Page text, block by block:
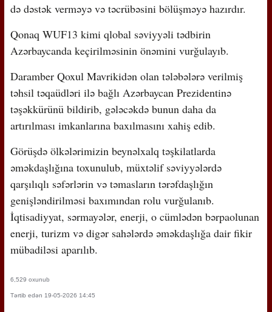
də dəstək verməyə və təcrübəsini bölüşməyə hazırdır.
Qonaq WUF13 kimi qlobal səviyyəli tədbirin
Azərbaycanda keçirilməsinin önəmini vurğulayıb.
Daramber Qoxul Mavrikidən olan tələbələrə verilmiş
təhsil təqaüdləri ilə bağlı Azərbaycan Prezidentinə
təşəkkürünü bildirib, gələcəkdə bunun daha da
artırılması imkanlarına baxılmasını xahiş edib.
Görüşdə ölkələrimizin beynəlxalq təşkilatlarda
əməkdaşlığına toxunulub, müxtəlif səviyyələrdə
qarşılıqlı səfərlərin və təmasların tərəfdaşlığın
genişləndirilməsi baxımından rolu vurğulanıb.
İqtisadiyyat, sərmayələr, enerji, o cümlədən bərpaolunan
enerji, turizm və digər sahələrdə əməkdaşlığa dair fikir
mübadiləsi aparılıb.
6,529 oxunub
Tərtib edən 19-05-2026 14:45